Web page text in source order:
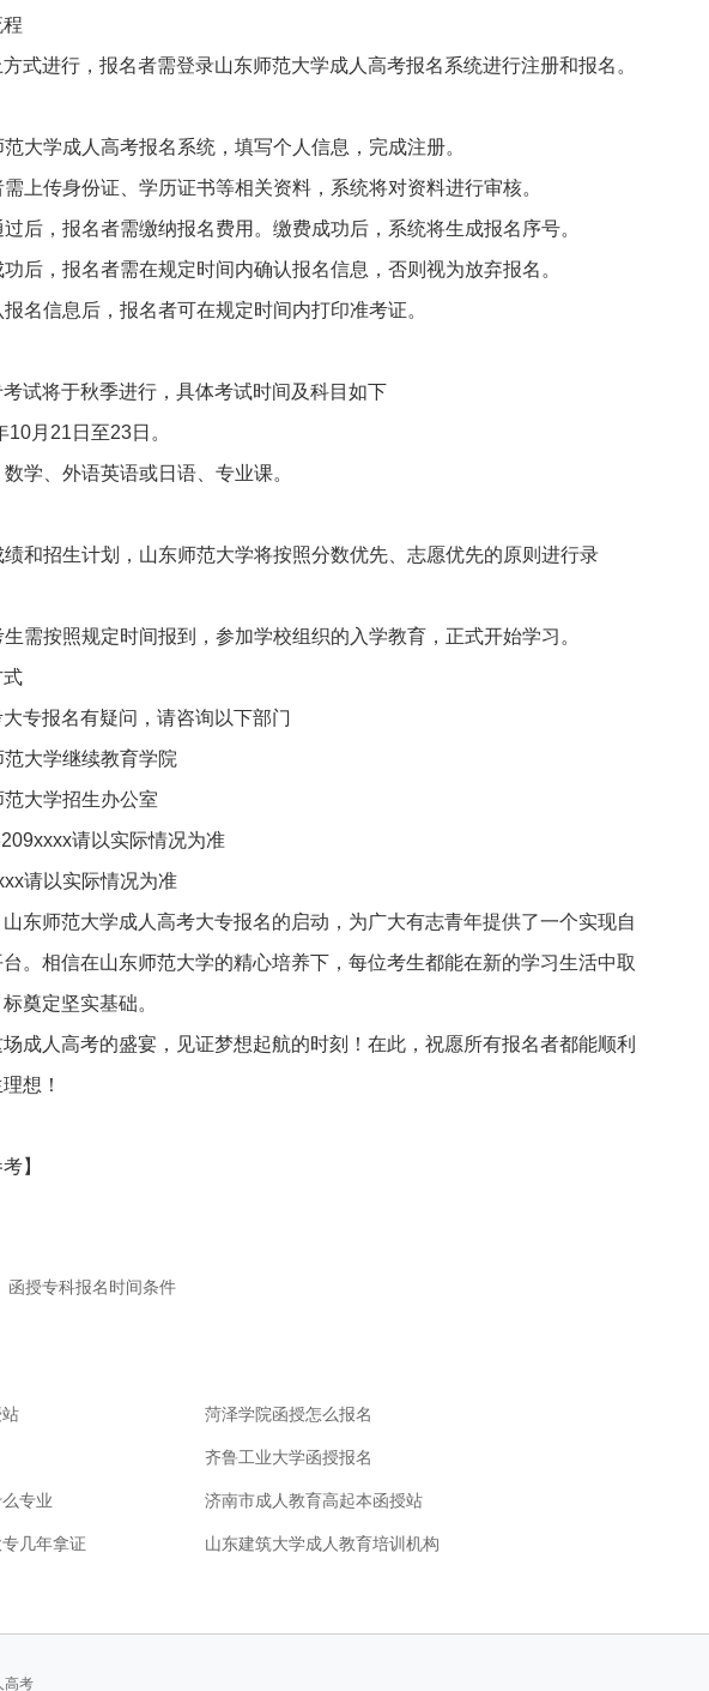
进行，报名者需登录山东师范大学成人高考报名系统进行注册和报名。
学成人高考报名系统，填写个人信息，完成注册。
传身份证、学历证书等相关资料，系统将对资料进行审核。
，报名者需缴纳报名费用。缴费成功后，系统将生成报名序号。
，报名者需在规定时间内确认报名信息，否则视为放弃报名。
信息后，报名者可在规定时间内打印准考证。
将于秋季进行，具体考试时间及科目如下
月21日至23日。
、外语英语或日语、专业课。
招生计划，山东师范大学将按照分数优先、志愿优先的原则进行录
按照规定时间报到，参加学校组织的入学教育，正式开始学习。
报名有疑问，请咨询以下部门
大学继续教育学院
大学招生办公室
请以实际情况为准
请以实际情况为准
师范大学成人高考大专报名的启动，为广大有志青年提供了一个实现自
。相信在山东师范大学的精心培养下，每位考生都能在新的学习生活中取
奠定坚实基础。
人高考的盛宴，见证梦想起航的时刻！在此，祝愿所有报名者都能顺利
想！
】
函授专科报名时间条件
菏泽学院函授怎么报名
齐鲁工业大学函授报名
专业 济南市成人教育高起本函授站
几年拿证 山东建筑大学成人教育培训机构
高考